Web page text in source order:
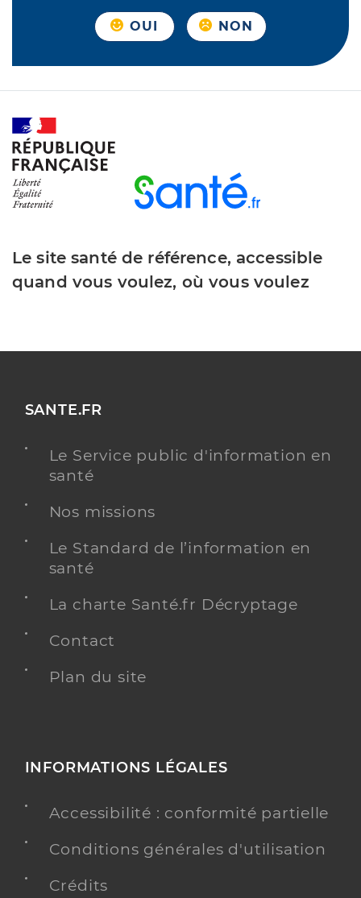
OUI NON
Le site santé de référence, accessible
quand vous voulez, où vous voulez
SANTE.FR
Le Service public d'information en
santé
Nos missions
Le Standard de l’information en
santé
La charte Santé.fr Décryptage
Contact
Plan du site
INFORMATIONS LÉGALES
Accessibilité : conformité partielle
Conditions générales d'utilisation
Crédits